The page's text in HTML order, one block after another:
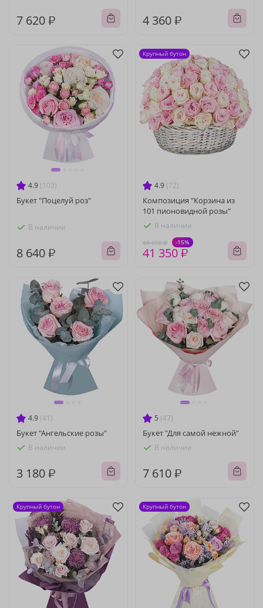
7 620 ₽ 4 360 ₽
4.9 (103)
Букет "Поцелуй роз"
В наличии
8 640 ₽
4.9 (72)
Композиция "Корзина из
101 пионовидной розы"
В наличии
48 650 ₽ -15%
41 350 ₽
Крупный бутон
4.9 (41)
Букет "Ангельские розы"
В наличии
3 180 ₽
5 (47)
Букет "Для самой нежной"
В наличии
7 610 ₽
Крупный бутон Крупный бутон